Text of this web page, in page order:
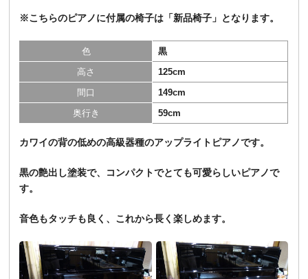
※こちらのピアノに付属の椅子は「新品椅子 」となります。
色
黒
高さ
125cm
間口
149cm
奥行き
59cm
カワイの背の低めの高級器種のアップライトピアノです。
黒の艶出し塗装で、コンパクトでとても可愛らしいピアノで
す。
音色もタッチも良く、これから長く楽しめます。